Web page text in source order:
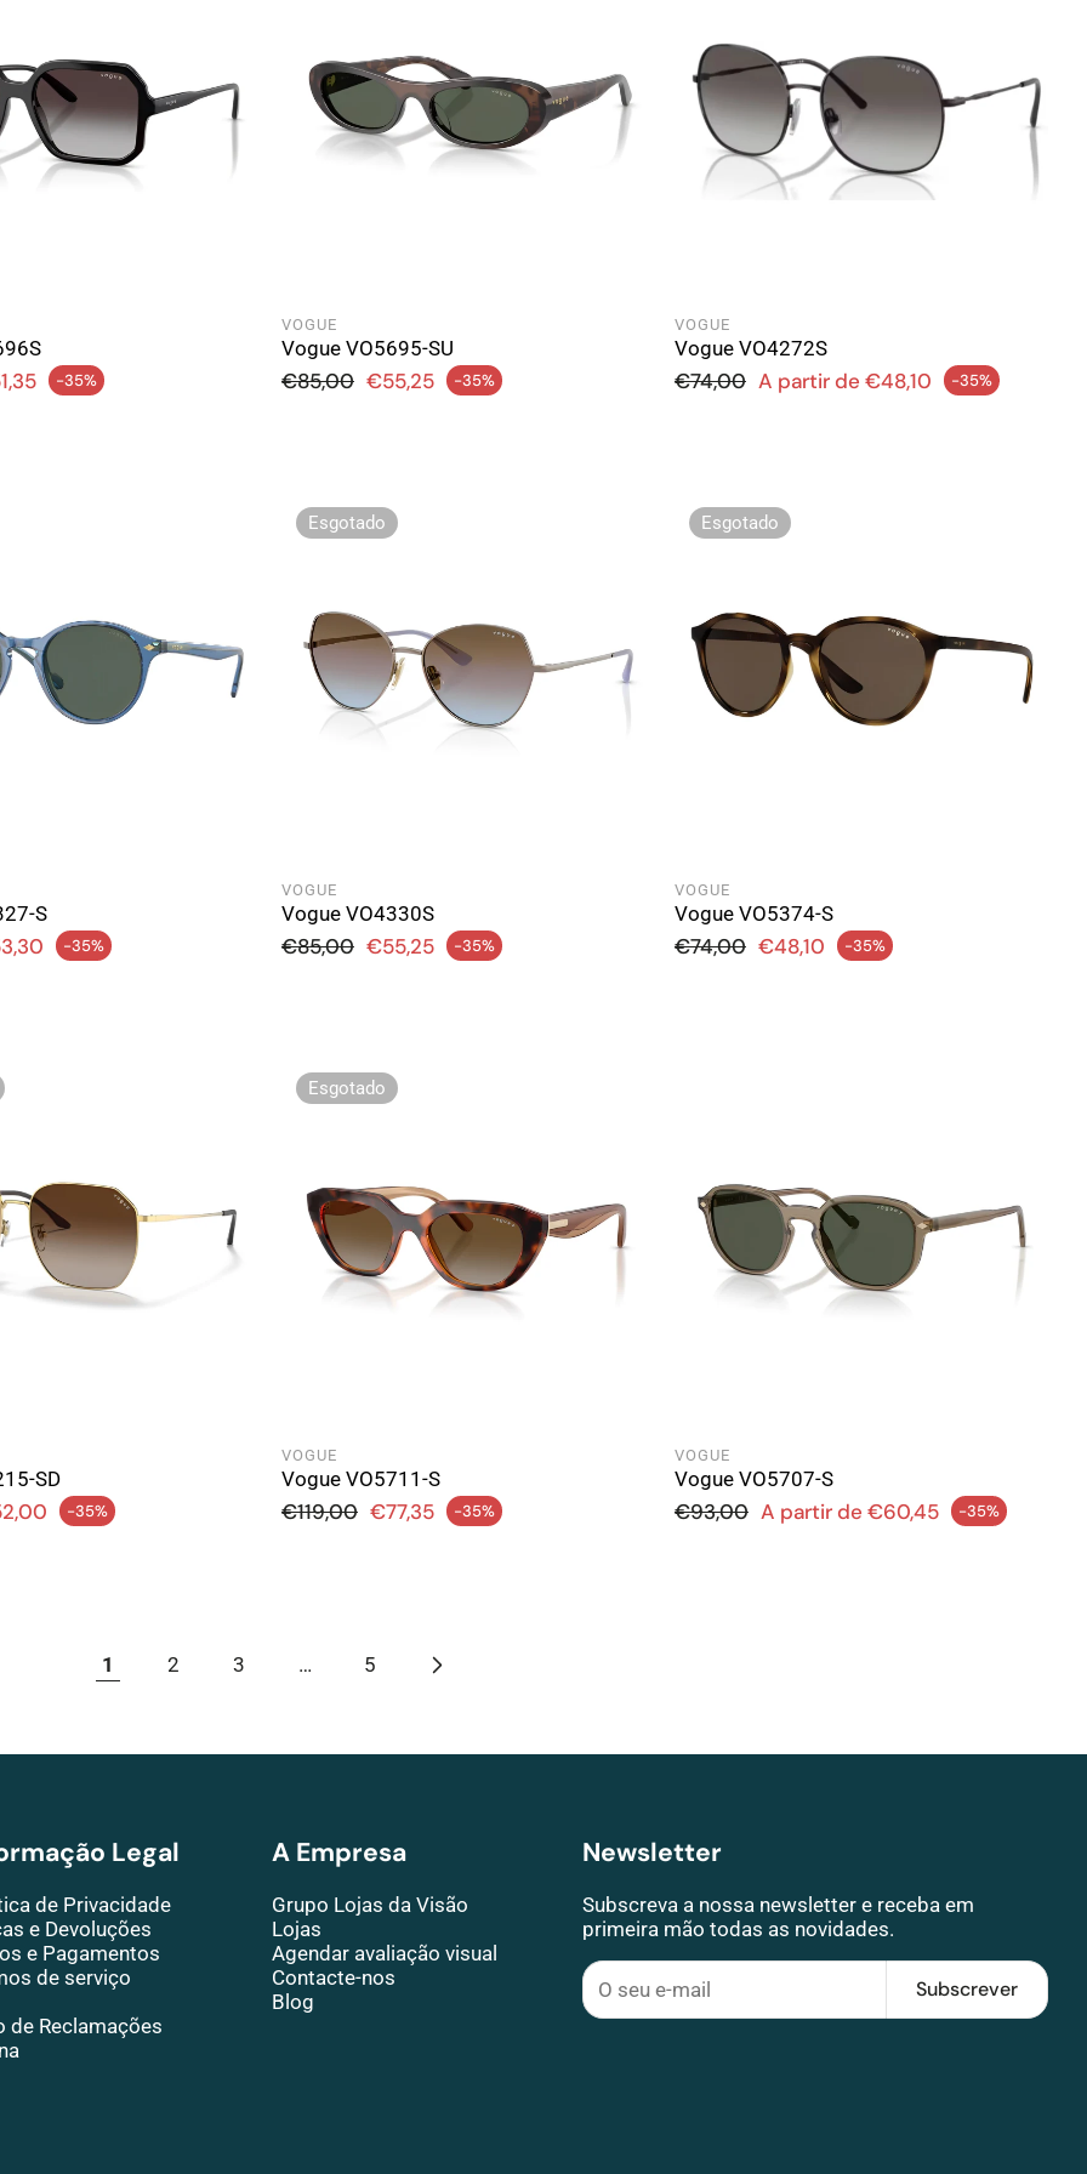
-35%
VOGUE
Vogue VO5695-SU
€55,25 -35%
Preço de saldoPreço normal
€85,00
VOGUE
Vogue VO4272S
A partir de €48,10 -35%
Preço de saldoPreço normal
€74,00
S
-35%
Esgotado
VOGUE
Vogue VO4330S
€55,25 -35%
Preço de saldoPreço normal
€85,00
Esgotado
VOGUE
Vogue VO5374-S
€48,10 -35%
Preço de saldoPreço normal
€74,00
SD
-35%
Esgotado
VOGUE
Vogue VO5711-S
€77,35 -35%
Preço de saldoPreço normal
€119,00
VOGUE
Vogue VO5707-S
A partir de €60,45 -35%
Preço de saldoPreço normal
€93,00
1 2 3 … 5
Legal
de Privacidade
e Devoluções
e Pagamentos
de serviço
de Reclamações
A Empresa
Grupo Lojas da Visão
Lojas
Agendar avaliação visual
Contacte-nos
Blog
Newsletter
Subscreva a nossa newsletter e receba em
primeira mão todas as novidades.
Subscrever
olhos secos...